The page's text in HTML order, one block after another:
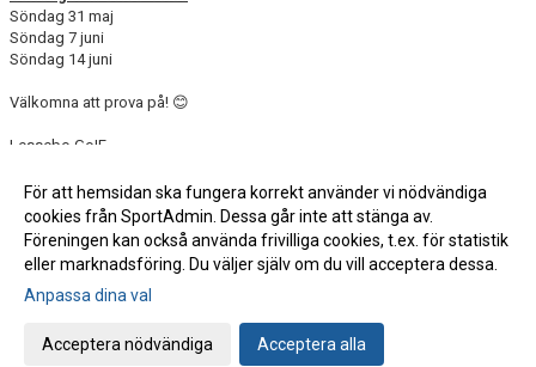
Söndag 31 maj
Söndag 7 juni
Söndag 14 juni
Välkomna att prova på! 😊
Lessebo GoIF
Fler nyheter >>
Gå till Webbversion
För att hemsidan ska fungera korrekt använder vi nödvändiga
cookies från SportAdmin. Dessa går inte att stänga av.
Föreningen kan också använda frivilliga cookies, t.ex. för statistik
eller marknadsföring. Du väljer själv om du vill acceptera dessa.
Anpassa dina val
Acceptera nödvändiga Acceptera alla